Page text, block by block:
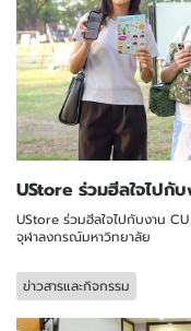
UStore ร่วมฮีลใจไปกั
UStore ร่วมฮีลใจไปกับงาน
จุฬาลงกรณ์มหาวิทยาลัย
ข่าวสารและกิจกรรม